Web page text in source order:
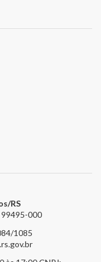
RS
99495-000
1085